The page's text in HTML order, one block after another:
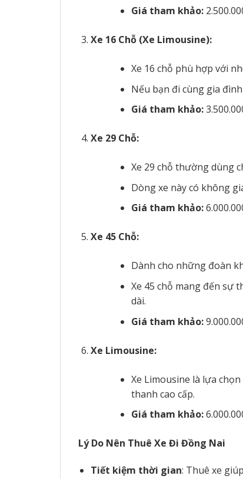
Giá tham khảo:
Xe 16 Chỗ (Xe Limousine):
Xe 16 chỗ phù hợp với
Nếu bạn đi cùng gia
Giá tham khảo:
Xe 29 Chỗ:
Xe 29 chỗ thường dùng
Dòng xe này có không
Giá tham khảo:
Xe 45 Chỗ:
Dành cho những đoàn
Xe 45 chỗ mang đến sự
dài.
Giá tham khảo:
Xe Limousine:
Xe Limousine là lựa
thanh cao cấp.
Giá tham khảo:
Lý Do Nên Thuê Xe Đi Đồng Nai
Tiết kiệm thời gian: Thuê xe